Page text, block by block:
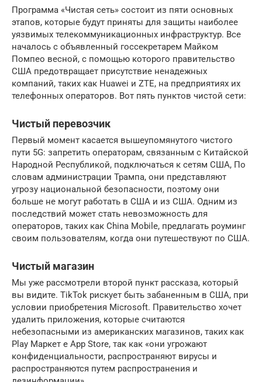
Программа «Чистая сеть» состоит из пяти основных
этапов, которые будут приняты для защиты наиболее
уязвимых телекоммуникационных инфраструктур. Все
началось с объявленный госсекретарем Майком
Помпео весной, с помощью которого правительство
США предотвращает присутствие ненадежных
компаний, таких как Huawei и ZTE, на предприятиях их
телефонных операторов. Вот пять пунктов чистой сети:
Чистый перевозчик
Первый момент касается вышеупомянутого чистого
пути 5G: запретить операторам, связанным с Китайской
Народной Республикой, подключаться к сетям США, По
словам администрации Трампа, они представляют
угрозу национальной безопасности, поэтому они
больше не могут работать в США и из США. Одним из
последствий может стать невозможность для
операторов, таких как China Mobile, предлагать роуминг
своим пользователям, когда они путешествуют по США.
Чистый магазин
Мы уже рассмотрели второй пункт рассказа, который
вы видите. TikTok рискует быть забаненным в США, при
условии приобретения Microsoft. Правительство хочет
удалить приложения, которые считаются
небезопасными из американских магазинов, таких как
Play Маркет e App Store, так как «они угрожают
конфиденциальности, распространяют вирусы и
распространяются путем распространения и